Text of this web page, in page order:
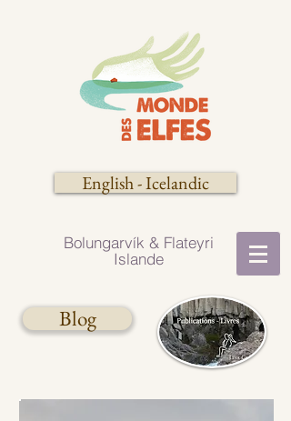
English - Icelandic
Bolungarvík​​ & Flateyri
Islande
Blog